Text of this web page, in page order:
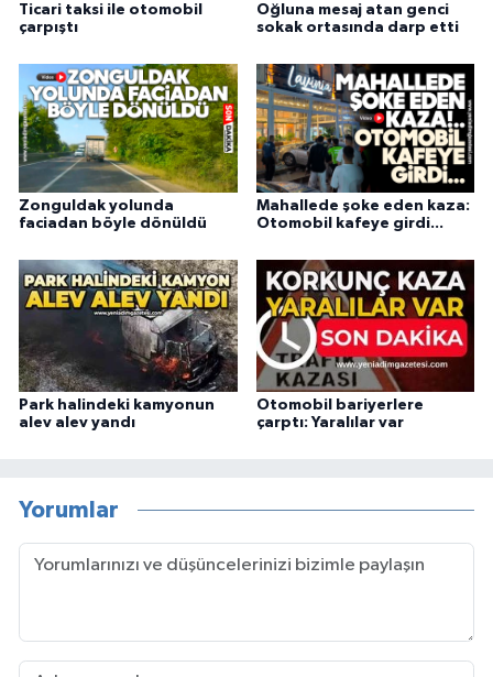
Ticari taksi ile otomobil
çarpıştı
Oğluna mesaj atan genci
sokak ortasında darp etti
Zonguldak yolunda
faciadan böyle dönüldü
Mahallede şoke eden kaza:
Otomobil kafeye girdi...
Park halindeki kamyonun
alev alev yandı
Otomobil bariyerlere
çarptı: Yaralılar var
Yorumlar